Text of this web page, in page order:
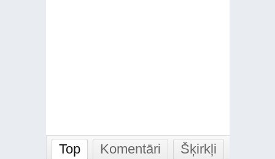
Top Komentāri Šķirkļi